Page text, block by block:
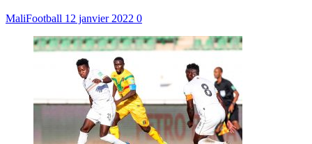
MaliFootball 12 janvier 2022 0